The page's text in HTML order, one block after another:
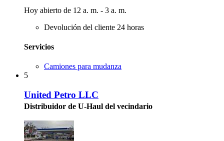
Hoy abierto de 12 a. m. - 3 a. m.
Devolución del cliente 24 horas
Servicios
Camiones para mudanza
5
United Petro LLC
Distribuidor de U-Haul del vecindario